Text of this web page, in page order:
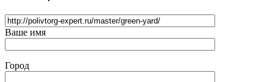
Ваше имя
Город